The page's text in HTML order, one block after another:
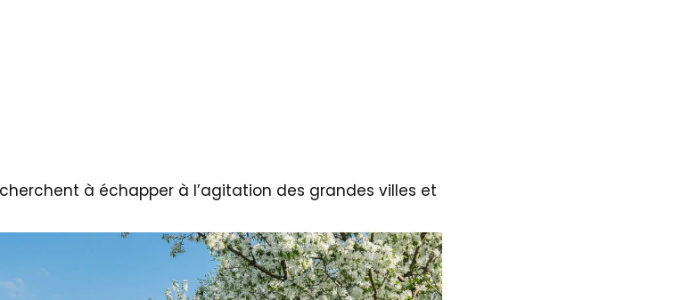
à échapper à l’agitation des grandes villes et